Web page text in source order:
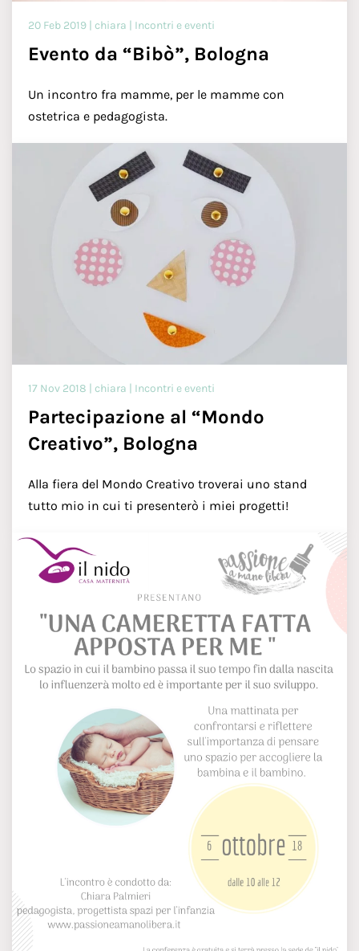
20 Feb 2019 | chiara | Incontri e eventi
Evento da “Bibò”, Bologna
Un incontro fra mamme, per le mamme con
ostetrica e pedagogista.
17 Nov 2018 | chiara | Incontri e eventi
Partecipazione al “Mondo
Creativo”, Bologna
Alla fiera del Mondo Creativo troverai uno stand
tutto mio in cui ti presenterò i miei progetti!